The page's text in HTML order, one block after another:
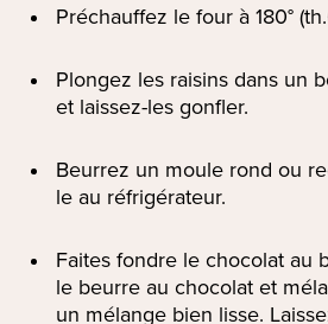
Préchauffez le four à 180°
Plongez les raisins dans un
et laissez-les gonfler.
Beurrez un moule rond ou
le au réfrigérateur.
Faites fondre le chocolat au
le beurre au chocolat et
un mélange bien lisse.